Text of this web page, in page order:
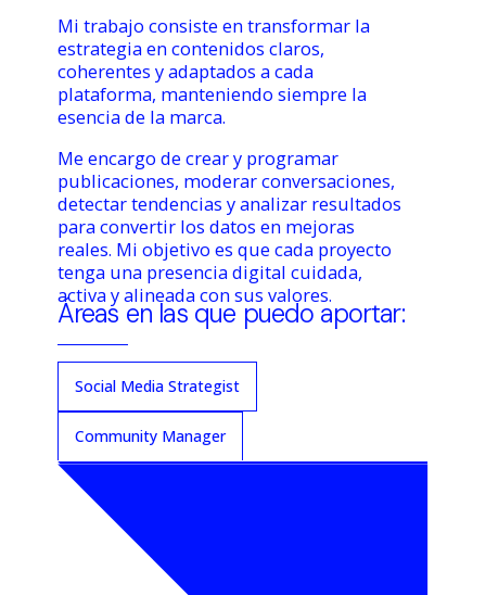
Mi trabajo consiste en transformar la
estrategia en contenidos claros,
coherentes y adaptados a cada
plataforma, manteniendo siempre la
esencia de la marca.
Me encargo de crear y programar
publicaciones, moderar conversaciones,
detectar tendencias y analizar resultados
para convertir los datos en mejoras
reales. Mi objetivo es que cada proyecto
tenga una presencia digital cuidada,
activa y alineada con sus valores.
Áreas en las que puedo aportar:
Social Media Strategist
Community Manager